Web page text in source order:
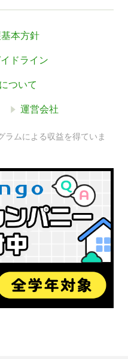
本方針
ドライン
ついて
運営会社
ラムによる収益を得ていま